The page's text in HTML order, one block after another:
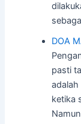
DOA
pasti
ketika